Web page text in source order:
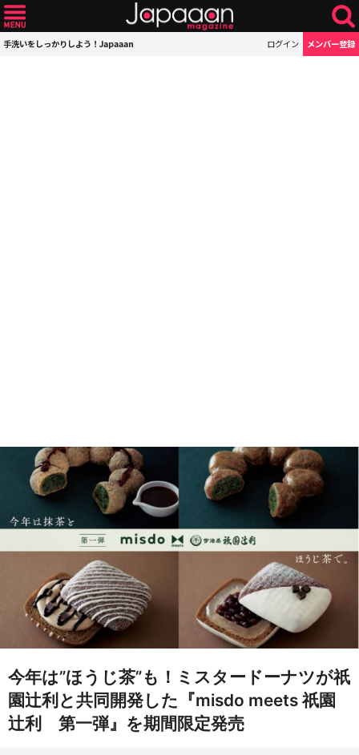
手洗いをしっかりしよう！Japaaan ログイン メンバー登録
今年は”ほうじ茶”も！ミスタードーナツが祇
園辻利と共同開発した『misdo meets 祇園
辻利 第一弾』を期間限定発売